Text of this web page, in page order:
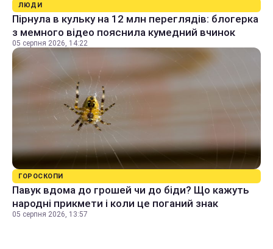
ЛЮДИ
Пірнула в кульку на 12 млн переглядів: блогерка
з мемного відео пояснила кумедний вчинок
05 серпня 2026, 14:22
ГОРОСКОПИ
Павук вдома до грошей чи до біди? Що кажуть
народні прикмети і коли це поганий знак
05 серпня 2026, 13:57